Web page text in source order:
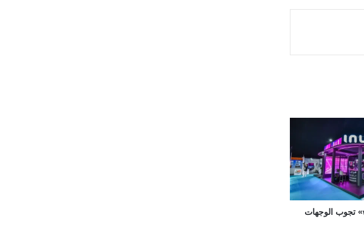
قافلة «win by inwi» تجوب الوجهات